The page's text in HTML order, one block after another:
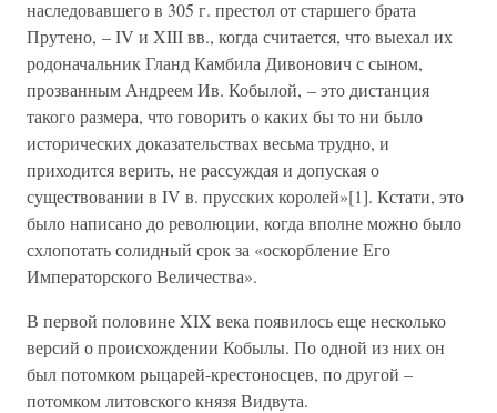
наследовавшего в 305 г. престол от старшего брата
Прутено, – IV и XIII вв., когда считается, что выехал их
родоначальник Гланд Камбила Дивонович с сыном,
прозванным Андреем Ив. Кобылой, – это дистанция
такого размера, что говорить о каких бы то ни было
исторических доказательствах весьма трудно, и
приходится верить, не рассуждая и допуская о
существовании в IV в. прусских королей»[1]. Кстати, это
было написано до революции, когда вполне можно было
схлопотать солидный срок за «оскорбление Его
Императорского Величества».
В первой половине XIX века появилось еще несколько
версий о происхождении Кобылы. По одной из них он
был потомком рыцарей-крестоносцев, по другой –
потомком литовского князя Видвута.